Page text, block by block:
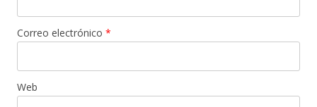
Correo electrónico *
Web